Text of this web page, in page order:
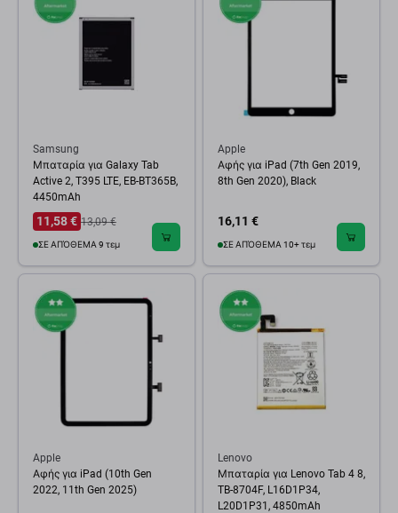
Samsung
Μπαταρία για Galaxy Tab
Active 2, T395 LTE, EB-BT365B,
4450mAh
11,58 € 13,09 €
ΣΕ ΑΠΌΘΕΜΑ 9 τεμ
Apple
Αφής για iPad (7th Gen 2019,
8th Gen 2020), Black
16,11 €
ΣΕ ΑΠΌΘΕΜΑ 10+ τεμ
Apple
Αφής για iPad (10th Gen
2022, 11th Gen 2025)
Lenovo
Μπαταρία για Lenovo Tab 4 8,
TB-8704F, L16D1P34,
L20D1P31, 4850mAh